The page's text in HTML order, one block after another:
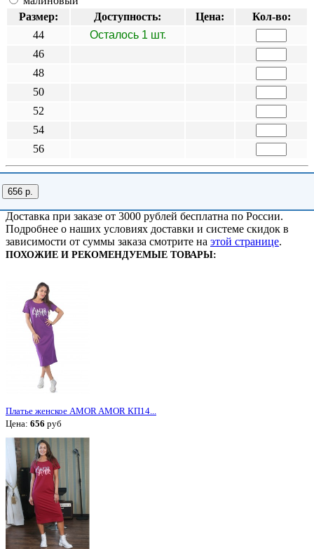
Размер:
Доступность: Цена:
Кол-во:
44
Осталось 1 шт.
46
48
50
52
54
56
656 р.
Доставка при заказе от 3000 рублей бесплатна по России.
Подробнее о наших условиях доставки и системе скидок в
зависимости от суммы заказа смотрите на этой странице.
ПОХОЖИЕ И РЕКОМЕНДУЕМЫЕ ТОВАРЫ:
Платье женское AMOR AMOR КП14...
Цена: 656 руб